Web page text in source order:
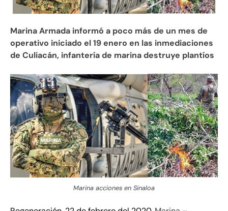
Marina Armada informó a poco más de un mes de
operativo iniciado el 19 enero en las inmediaciones
de Culiacán, infantería de marina destruye plantíos
Marina acciones en Sinaloa